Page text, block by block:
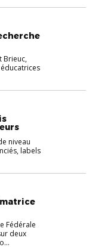
Brieuc,
niveau
labels
Fédérale
deux